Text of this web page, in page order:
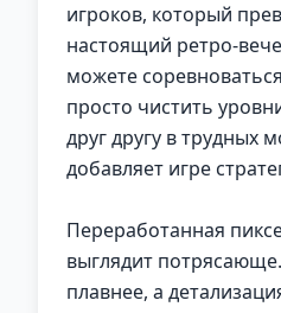
игроков, который
настоящий ретро-
можете
просто чистить
друг другу в трудных
добавляет игре
Переработанная
выглядит
плавнее, а